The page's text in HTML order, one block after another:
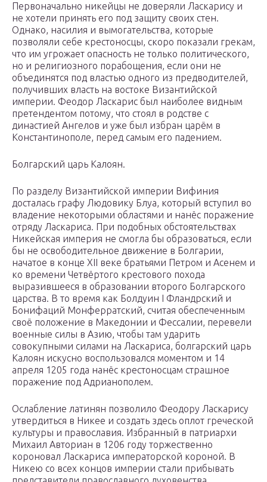
Первоначально никейцы не доверяли Ласкарису и
не хотели принять его под защиту своих стен.
Однако, насилия и вымогательства, которые
позволяли себе крестоносцы, скоро показали грекам,
что им угрожает опасность не только политического,
но и религиозного порабощения, если они не
объединятся под властью одного из предводителей,
получивших власть на востоке Византийской
империи. Феодор Ласкарис был наиболее видным
претендентом потому, что стоял в родстве с
династией Ангелов и уже был избран царём в
Константинополе, перед самым его падением.
Болгарский царь Калоян.
По разделу Византийской империи Вифиния
досталась графу Людовику Блуа, который вступил во
владение некоторыми областями и нанёс поражение
отряду Ласкариса. При подобных обстоятельствах
Никейская империя не смогла бы образоваться, если
бы не освободительное движение в Болгарии,
начатое в конце XII веке братьями Петром и Асенем и
ко времени Четвёртого крестового похода
выразившееся в образовании второго Болгарского
царства. В то время как Болдуин I Фландрский и
Бонифаций Монферратский, считая обеспеченным
своё положение в Македонии и Фессалии, перевели
военные силы в Азию, чтобы там ударить
совокупными силами на Ласкариса, болгарский царь
Калоян искусно воспользовался моментом и 14
апреля 1205 года нанёс крестоносцам страшное
поражение под Адрианополем.
Ослабление латинян позволило Феодору Ласкарису
утвердиться в Никее и создать здесь оплот греческой
культуры и православия. Избранный в патриархи
Михаил Авториан в 1206 году торжественно
короновал Ласкариса императорской короной. В
Никею со всех концов империи стали прибывать